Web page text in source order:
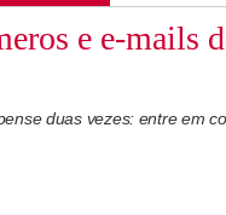
e e-mails
duas vezes: entre em